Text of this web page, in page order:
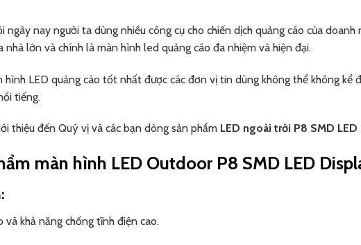
ngày nay người ta dùng nhiều công cụ cho chiến dịch quảng cáo của
lớn và chính là màn hình led quảng cáo đa nhiệm và hiện đại.
hình LED quảng cáo tốt nhất được các đơn vị tin dùng không thể không kể
tiếng.
thiệu đến Quý vị và các bạn dòng sản phẩm LED ngoài trời P8 SMD
màn hình LED Outdoor P8 SMD LED
và khả năng chống tĩnh điện cao.